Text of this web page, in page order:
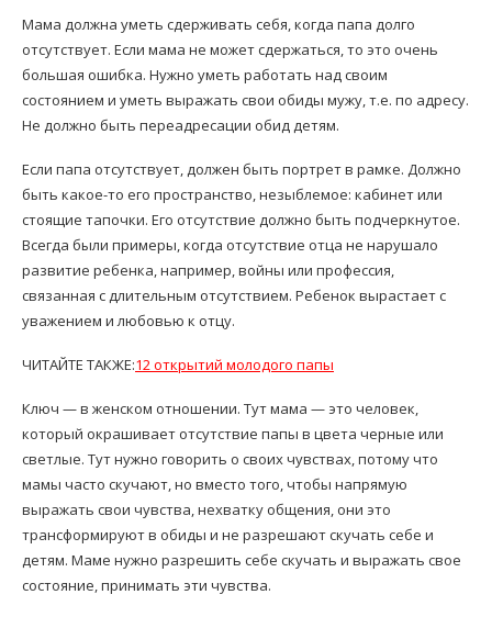
Мама должна уметь сдерживать себя, когда папа долго
отсутствует. Если мама не может сдержаться, то это очень
большая ошибка. Нужно уметь работать над своим
состоянием и уметь выражать свои обиды мужу, т.е. по адресу.
Не должно быть переадресации обид детям.
Если папа отсутствует, должен быть портрет в рамке. Должно
быть какое-то его пространство, незыблемое: кабинет или
стоящие тапочки. Его отсутствие должно быть подчеркнутое.
Всегда были примеры, когда отсутствие отца не нарушало
развитие ребенка, например, войны или профессия,
связанная с длительным отсутствием. Ребенок вырастает с
уважением и любовью к отцу.
ЧИТАЙТЕ ТАКЖЕ:12открытий молодого папы
Ключ — в женском отношении. Тут мама — это человек,
который окрашивает отсутствие папы в цвета черные или
светлые. Тут нужно говорить о своих чувствах, потому что
мамы часто скучают, но вместо того, чтобы напрямую
выражать свои чувства, нехватку общения, они это
трансформируют в обиды и не разрешают скучать себе и
детям. Маме нужно разрешить себе скучать и выражать свое
состояние, принимать эти чувства.